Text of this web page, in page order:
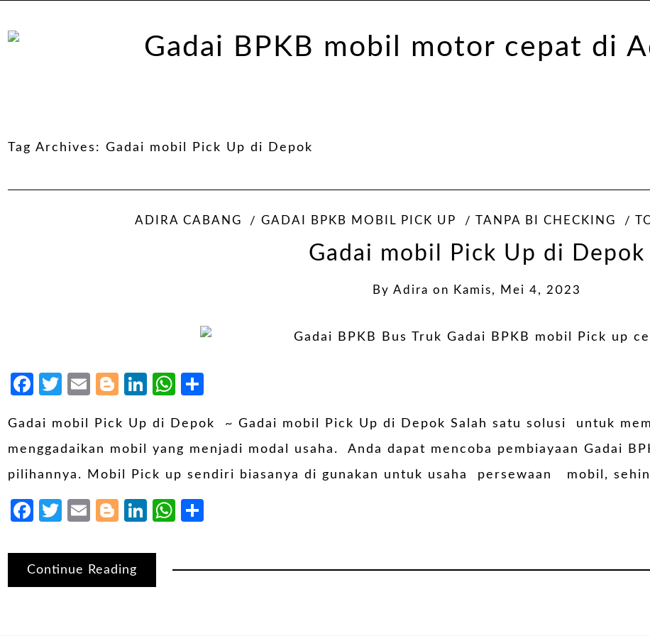
Tag Archives:Gadai mobil Pick Up di Depok
ADIRA CABANG GADAI BPKB MOBIL PICK UP TANPA BI CHECKING
Gadai mobil Pick Up di Depok
By Adira on Kamis, Mei 4, 2023
Facebook
Twitter
EmailBlogger
LinkedIn
WhatsApp
Gadai mobil Pick Up di Depok ~ Gadai mobil Pick Up di Depok Salah satu solusi untuk
menggadaikan mobil yang menjadi modal usaha. Anda dapat mencoba pembiayaan Gadai
pilihannya. Mobil Pick up sendiri biasanya di gunakan untuk usaha persewaan mobil,
Facebook
Twitter
EmailBlogger
LinkedIn
WhatsApp
Continue Reading